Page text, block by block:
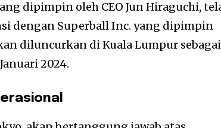
dipimpin oleh CEO Jun Hiraguchi,
dengan Superball Inc. yang dipimpin
diluncurkan di Kuala Lumpur sebagai
2024.